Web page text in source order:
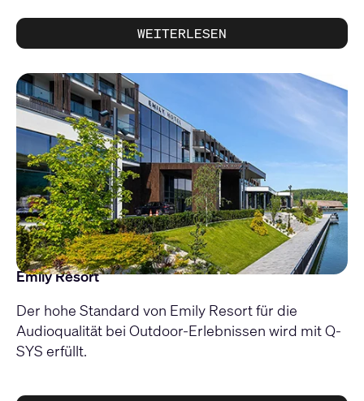
WEITERLESEN
Emily Resort
Der hohe Standard von Emily Resort für die
Audioqualität bei Outdoor-Erlebnissen wird mit Q-
SYS erfüllt.